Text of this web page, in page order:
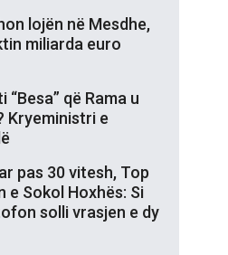
lojën në Mesdhe,
miliarda euro
që Rama u
Kryeministri e
pas 30 vitesh, Top
e Sokol Hoxhës: Si
solli vrasjen e dy